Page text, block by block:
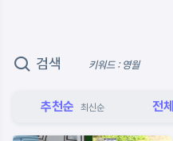
검색 키워드 : 영월
추천순 최신순 전체